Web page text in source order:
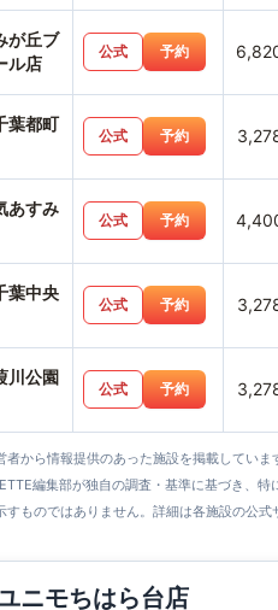
が丘ブ
ル店
公式 予約
葉都町
公式 予約
あすみ
公式 予約
葉中央
公式 予約
川公園
公式 予約
から情報提供のあった施設を掲載していま
編集部が独自の調査・基準に基づき、特
ものではありません。詳細は各施設の公式
ニモちはら台店